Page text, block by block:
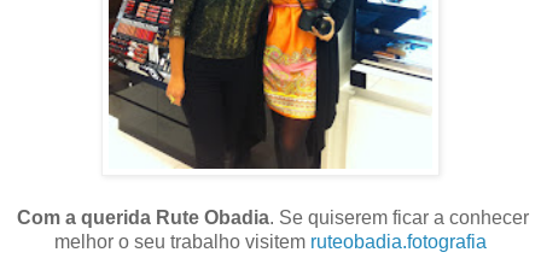
Com a querida Rute Obadia. Se quiserem ficar a conhecer
melhor o seu trabalho visitem ruteobadia.fotografia